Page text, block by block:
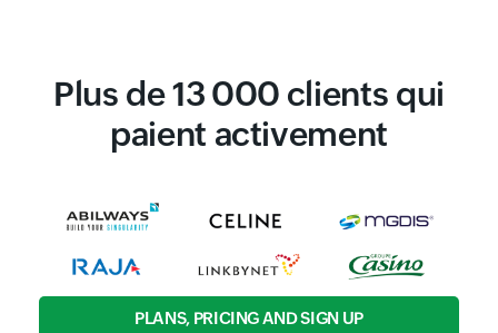
Plus de 13 000 clients qui
paient activement
PLANS, PRICING AND SIGN UP